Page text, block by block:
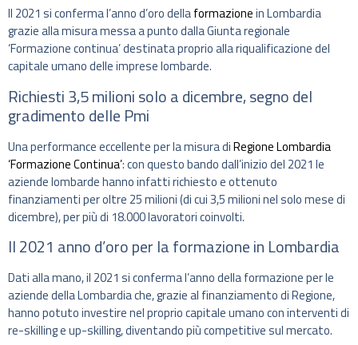
Il 2021 si conferma l’anno d’oro dellaformazionein Lombardia
grazie alla misura messa a punto dalla Giunta regionale
‘Formazione continua’ destinata proprio alla riqualificazione del
capitale umano delle imprese lombarde.
Richiesti 3,5 milioni solo a dicembre, segno del
gradimento delle Pmi
Una performance eccellente per la misura diRegione Lombardia
‘Formazione Continua’: con questo bando dall’inizio del 2021 le
aziende lombarde hanno infatti richiesto e ottenuto
finanziamenti per oltre 25 milioni (di cui 3,5 milioni nel solo mese di
dicembre), per più di 18.000 lavoratori coinvolti.
Il 2021 anno d’oro per la formazione in Lombardia
Dati alla mano, il 2021 si conferma l’anno della formazione per le
aziende della Lombardia che, grazie al finanziamento di Regione,
hanno potuto investire nel proprio capitale umano con interventi di
re-skilling e up-skilling, diventando più competitive sul mercato.